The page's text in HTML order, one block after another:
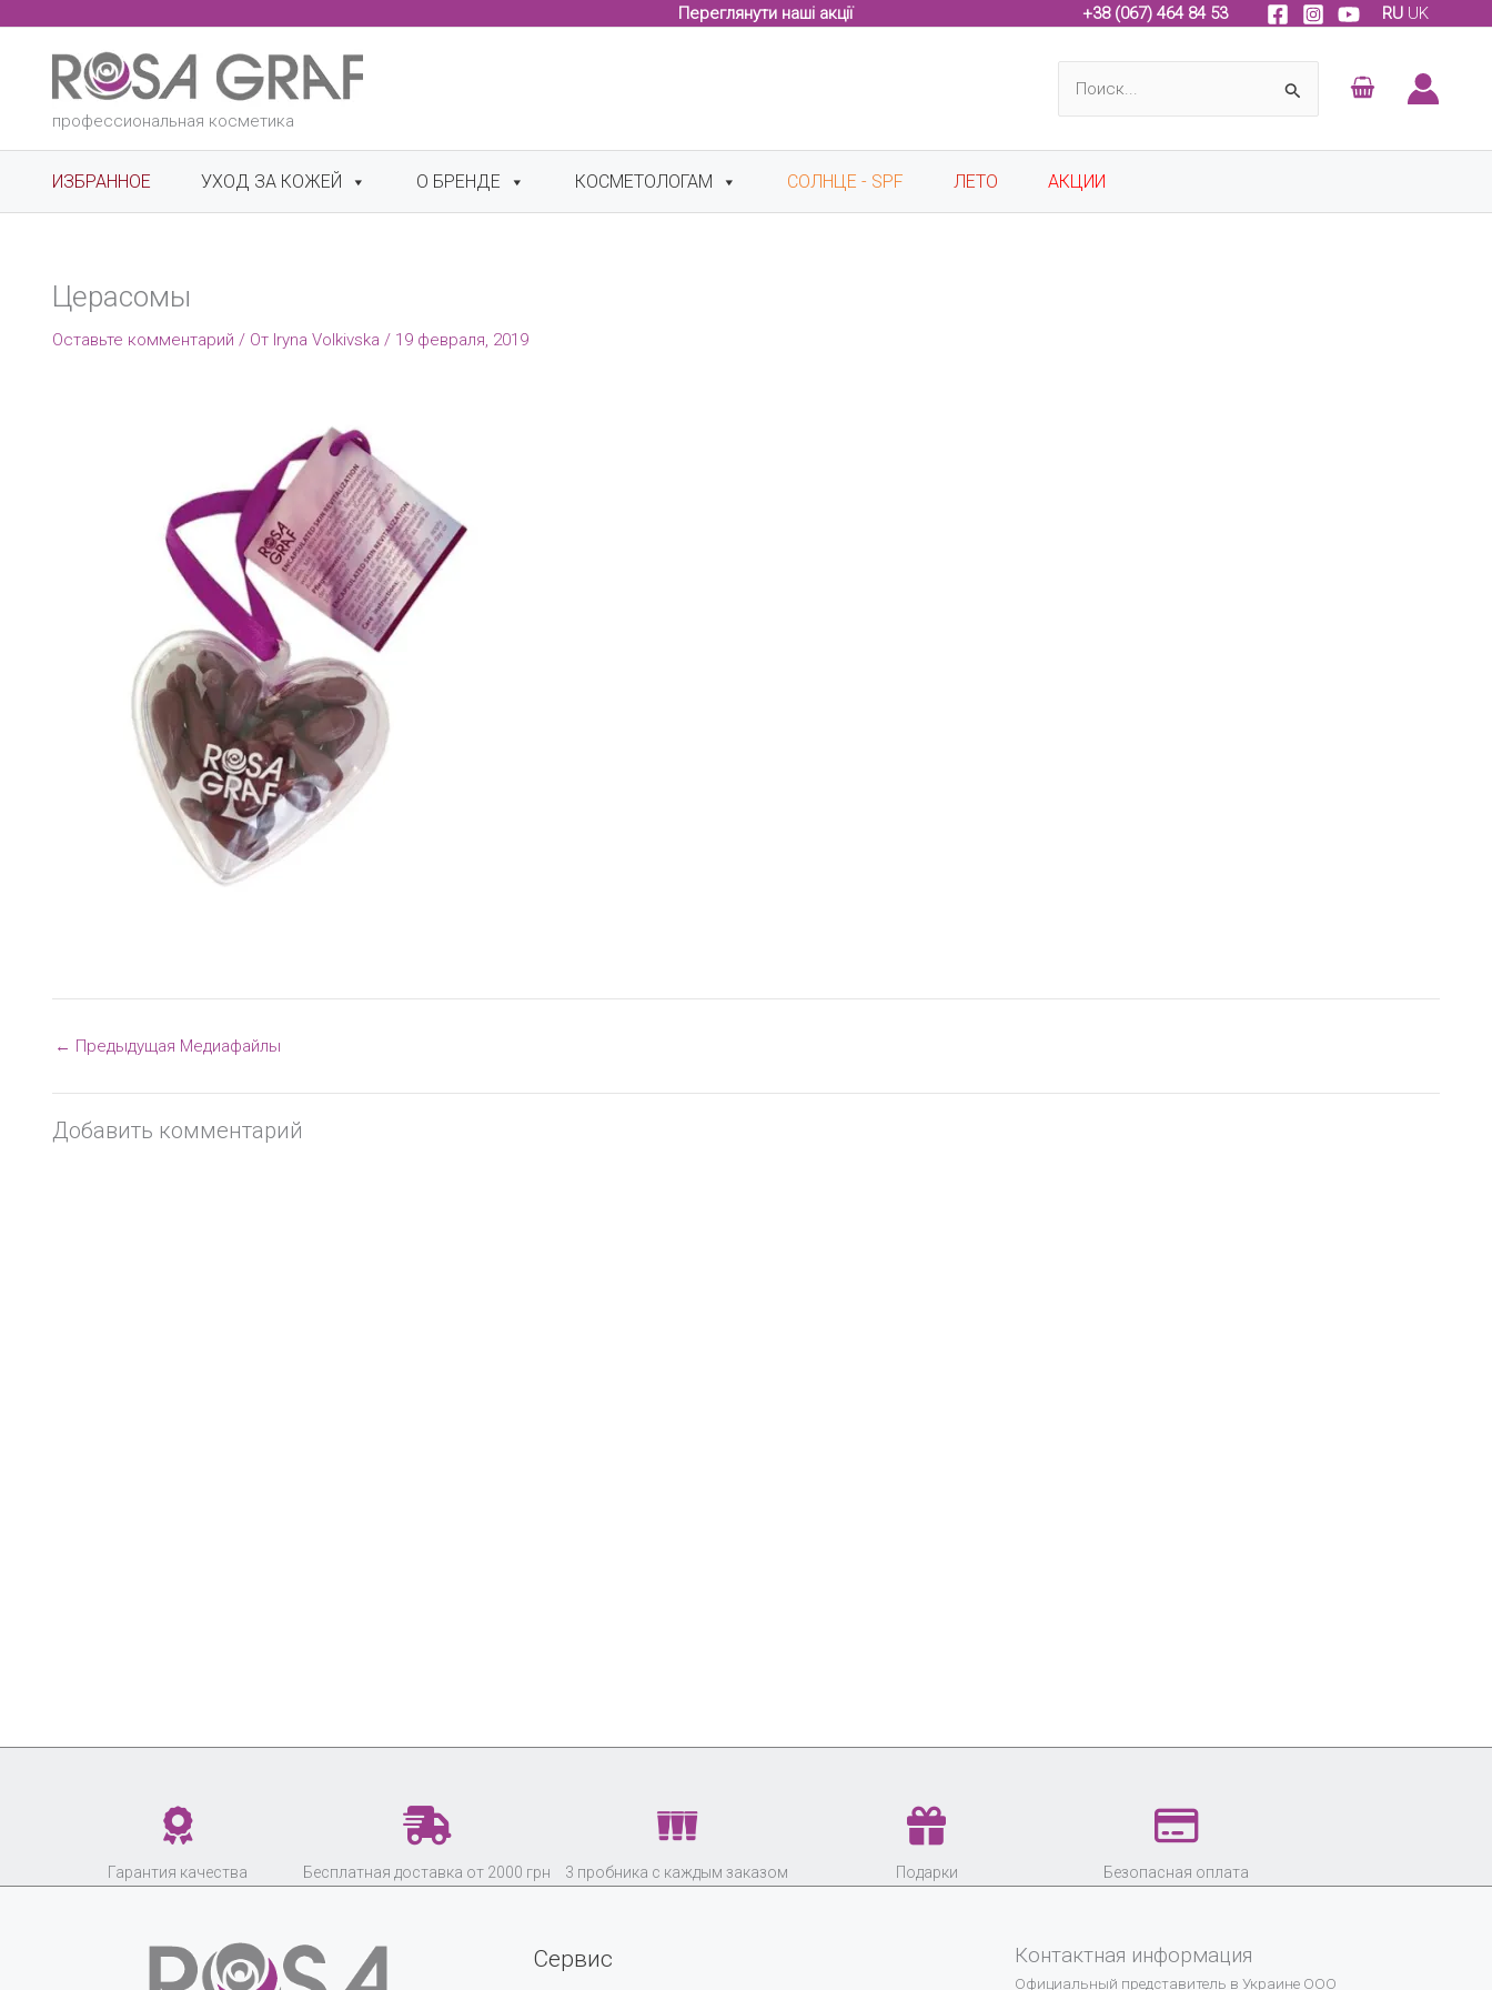
содержимому
Переглянути наші акції +38 (067) 464 84 53 RU UK
профессиональная косметика
ИЗБРАННОЕ УХОД ЗА КОЖЕЙ О БРЕНДЕ КОСМЕТОЛОГАМ СОЛНЦЕ - SPF ЛЕТО АКЦИИ
Церасомы
Оставьте комментарий / От Iryna Volkivska / 19 февраля, 2019
← Предыдущая Медиафайлы
Добавить комментарий
Гарантия качества Бесплатная доставка от 2000 грн 3 пробника с каждым заказом Подарки Безопасная оплата
Сервис Контактная информация
Официальный представитель в Украине ООО